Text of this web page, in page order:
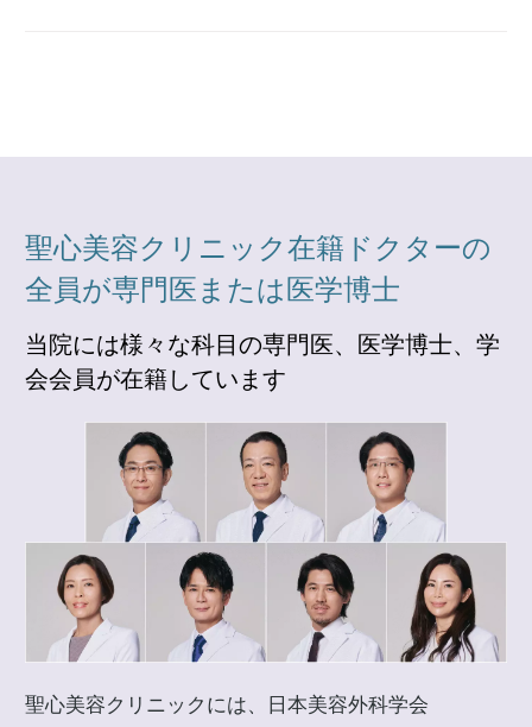
聖心美容クリニック在籍ドクターの
全員が専門医または医学博士
当院には様々な科目の専門医、医学博士、学
会会員が在籍しています
聖心美容クリニックには、日本美容外科学会